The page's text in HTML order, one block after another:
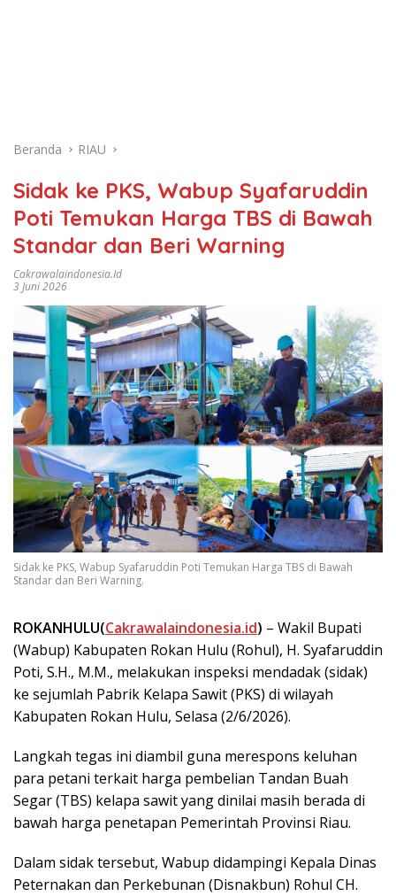
Beranda RIAU
Sidak ke PKS, Wabup Syafaruddin
Poti Temukan Harga TBS di Bawah
Standar dan Beri Warning
Cakrawalaindonesia.id
3 Juni 2026
Sidak ke PKS, Wabup Syafaruddin Poti Temukan Harga TBS di Bawah
Standar dan Beri Warning.
ROKANHULU(Cakrawalaindonesia.id) – Wakil Bupati
(Wabup) Kabupaten Rokan Hulu (Rohul), H. Syafaruddin
Poti, S.H., M.M., melakukan inspeksi mendadak (sidak)
ke sejumlah Pabrik Kelapa Sawit (PKS) di wilayah
Kabupaten Rokan Hulu, Selasa (2/6/2026).
Langkah tegas ini diambil guna merespons keluhan
para petani terkait harga pembelian Tandan Buah
Segar (TBS) kelapa sawit yang dinilai masih berada di
bawah harga penetapan Pemerintah Provinsi Riau.
Dalam sidak tersebut, Wabup didampingi Kepala Dinas
Peternakan dan Perkebunan (Disnakbun) Rohul CH.